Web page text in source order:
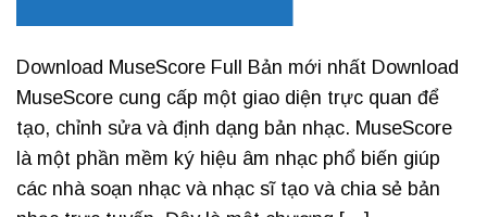
Download MuseScore Full Bản mới nhất Download
MuseScore cung cấp một giao diện trực quan để
tạo, chỉnh sửa và định dạng bản nhạc. MuseScore
là một phần mềm ký hiệu âm nhạc phổ biến giúp
các nhà soạn nhạc và nhạc sĩ tạo và chia sẻ bản